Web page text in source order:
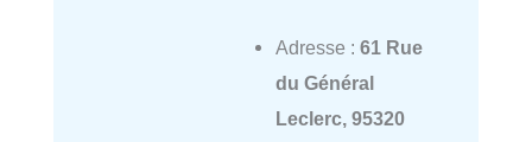
Adresse : 61 Rue
du Général
Leclerc, 95320